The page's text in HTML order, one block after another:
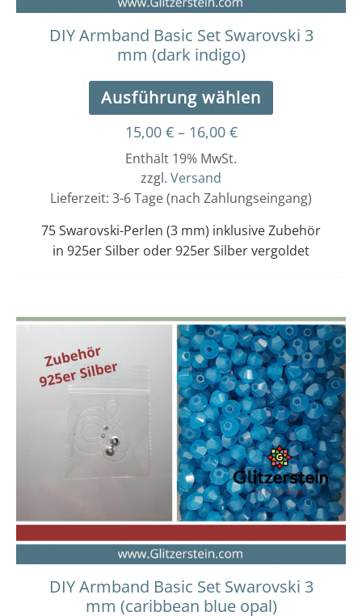
DIY Armband Basic Set Swarovski 3
mm (dark indigo)
Ausführung wählen
werden
15,00 € – 16,00 €
Enthält 19% MwSt.
zzgl. Versand
Lieferzeit: 3-6 Tage (nach Zahlungseingang)
75 Swarovski-Perlen (3 mm) inklusive Zubehör
in 925er Silber oder 925er Silber vergoldet
DIY Armband Basic Set Swarovski 3
mm (caribbean blue opal)
Dieses
Produkt
weist
mehrere
Varianten
auf.
Die
Optionen
können
auf
der
werden
Preisspanne:
15,00 €
bis
16,00 €